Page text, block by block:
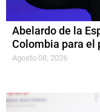
Abelardo de la
Colombia para el
Agosto 08, 2026